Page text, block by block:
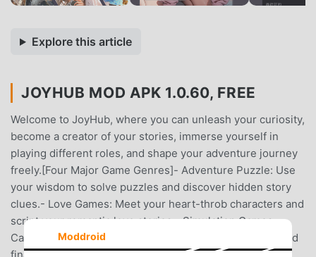
Explore this article
JOYHUB MOD APK 1.0.60, FREE
Welcome to JoyHub, where you can unleash your curiosity,
become a creator of your stories, immerse yourself in
playing different roles, and shape your adventure journey
freely.[Four Major Game Genres]- Adventure Puzzle: Use
your wisdom to solve puzzles and discover hidden story
clues.- Love Games: Meet your heart-throb characters and
script your romantic love stories.- Simulation Games:
Carefully plan your strategies, accumulate resources, and
Moddroid